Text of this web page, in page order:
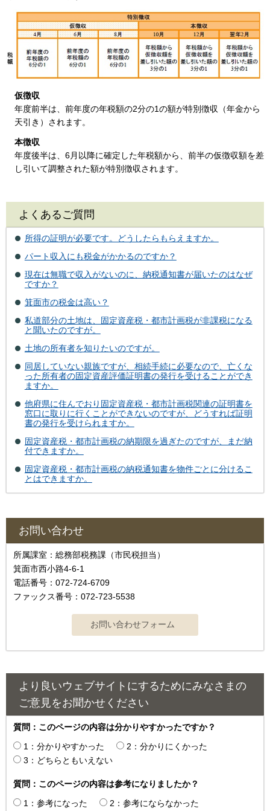
仮徴収
年度前半は、前年度の年税額の2分の1の額が特別徴収（年金から
天引き）されます。
本徴収
年度後半は、6月以降に確定した年税額から、前半の仮徴収額を差
し引いて調整された額が特別徴収されます。
よくあるご質問
所得の証明が必要です。どうしたらもらえますか。
パート収入にも税金がかかるのですか？
現在は無職で収入がないのに、納税通知書が届いたのはなぜ
ですか？
箕面市の税金は高い？
私道部分の土地は、固定資産税・都市計画税が非課税になる
と聞いたのですが。
土地の所有者を知りたいのですが。
同居していない親族ですが、相続手続に必要なので、亡くな
った所有者の固定資産評価証明書の発行を受けることができ
ますか。
他府県に住んでおり固定資産税・都市計画税関連の証明書を
窓口に取りに行くことができないのですが、どうすれば証明
書の発行を受けられますか。
固定資産税・都市計画税の納期限を過ぎたのですが、まだ納
付できますか。
固定資産税・都市計画税の納税通知書を物件ごとに分けるこ
とはできますか。
お問い合わせ
所属課室：総務部税務課（市民税担当）
箕面市西小路4-6-1
電話番号：072-724-6709
ファックス番号：072-723-5538
より良いウェブサイトにするためにみなさまの
ご意見をお聞かせください
質問：このページの内容は分かりやすかったですか？
1：分かりやすかった
2：分かりにくかった
3：どちらともいえない
質問：このページの内容は参考になりましたか？
1：参考になった
2：参考にならなかった